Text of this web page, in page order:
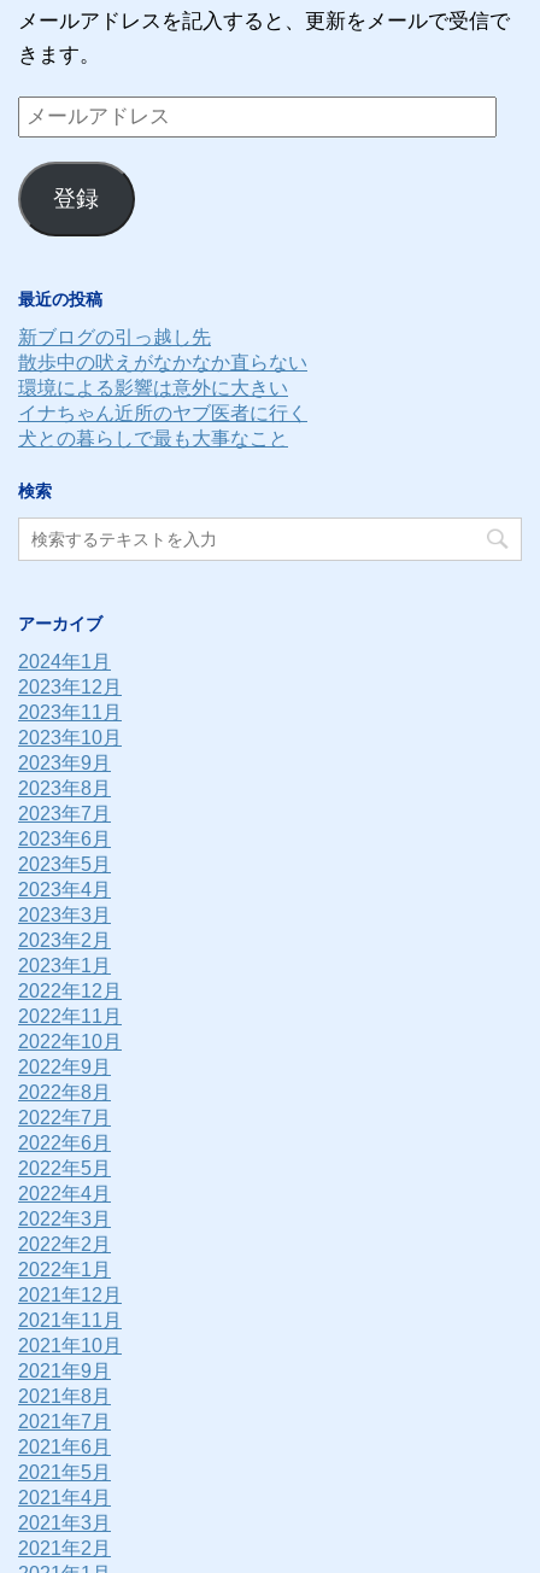
メールアドレスを記入すると、更新をメールで受信で
きます。
メ
ル
ア
ス
登録
最近の投稿
新ブログの引っ越し先
散歩中の吠えがなかなか直らない
環境による影響は意外に大きい
イナちゃん近所のヤブ医者に行く
犬との暮らしで最も大事なこと
検索
アーカイブ
2024年1月
2023年12月
2023年11月
2023年10月
2023年9月
2023年8月
2023年7月
2023年6月
2023年5月
2023年4月
2023年3月
2023年2月
2023年1月
2022年12月
2022年11月
2022年10月
2022年9月
2022年8月
2022年7月
2022年6月
2022年5月
2022年4月
2022年3月
2022年2月
2022年1月
2021年12月
2021年11月
2021年10月
2021年9月
2021年8月
2021年7月
2021年6月
2021年5月
2021年4月
2021年3月
2021年2月